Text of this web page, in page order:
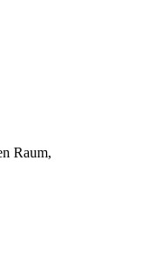
Raum,